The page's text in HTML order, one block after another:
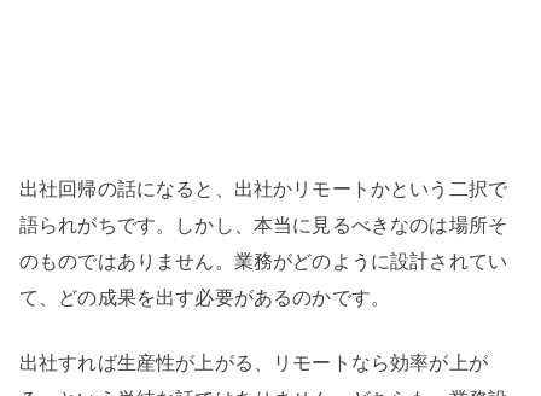
く
成
果
と
計
出社回帰の話になると、出社かリモートかという二択で
語られがちです。しかし、本当に見るべきなのは場所そ
のものではありません。業務がどのように設計されてい
て、どの成果を出す必要があるのかです。
出社すれば生産性が上がる、リモートなら効率が上が